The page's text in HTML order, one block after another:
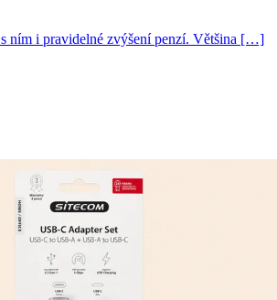
ním i pravidelné zvýšení penzí. Většina […]